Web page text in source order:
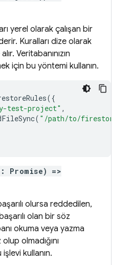
yerel olarak çalışan bir
Kuralları dize olarak
Veritabanınızın
için bu yöntemi kullanın.
({
test-project" ,
( "/path/to/
Promise) =>
olursa reddedilen,
olan bir söz
okuma veya yazma
olmadığını
kullanın.